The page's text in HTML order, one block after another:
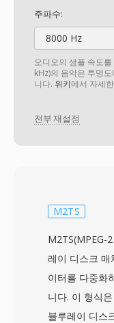
주파수:
8000 Hz
오디오의 샘플 속도
kHz)의 음악은 투명
니다. 위키에서 자세
전부 재설정
M2TS
M2TS(MPEG-
레이 디스크 매
이터를 다중화
니다. 이 형식
블루레이 디스